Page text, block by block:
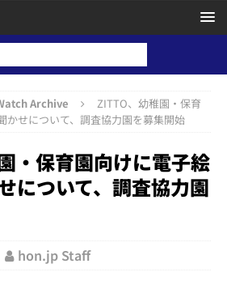
Archive
ZITTO、幼稚園・保育
かせについて、調査協力園を募集開始
・保育園向けに電子絵
について、調査協力園
hon.jp Staff